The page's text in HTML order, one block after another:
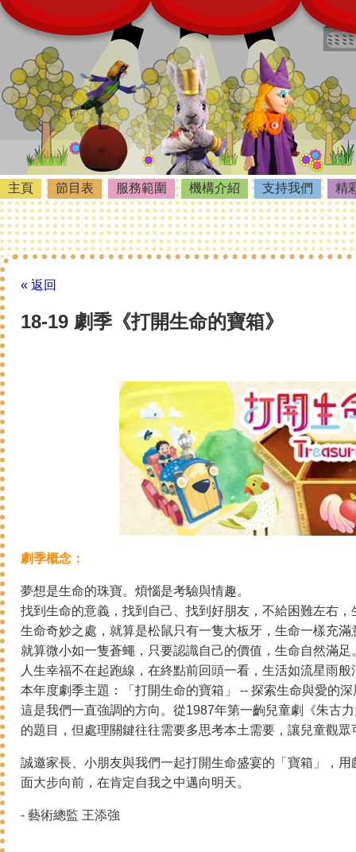
主頁 節目表 服務範圍 機構介紹 支持我們 精
« 返回
18-19 劇季《打開生命的寶箱》
劇季概念：
夢想是生命的珠寶。煩惱是考驗與情趣。
找到生命的意義，找到自己、找到好朋友，不給困難左右，
生命奇妙之處，就算是松鼠只有一隻大板牙，生命一樣充滿
就算微小如一隻蒼蠅，只要認識自己的價值，生命自然滿足
人生幸福不在起跑線，在終點前回頭一看，生活如流星雨
本年度劇季主題：「打開生命的寶箱」 -- 探索生命與愛的
這是我們一直強調的方向。從1987年第一齣兒童劇《朱古
的題目，但處理關鍵往往需要多思考本土需要，讓兒童觀
誠邀家長、小朋友與我們一起打開生命盛宴的「寶箱」，
面大步向前，在肯定自我之中邁向明天。
- 藝術總監 王添強